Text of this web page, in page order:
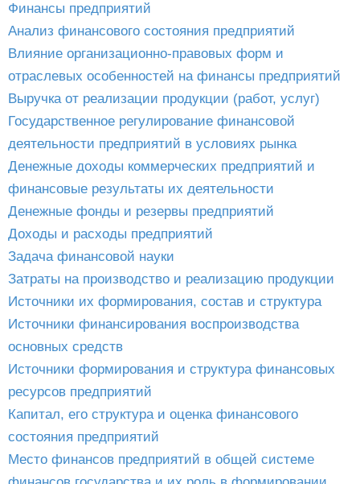
Финансы предприятий
Анализ финансового состояния предприятий
Влияние организационно-правовых форм и
отраслевых особенностей на финансы предприятий
Выручка от реализации продукции (работ, услуг)
Государственное регулирование финансовой
деятельности предприятий в условиях рынка
Денежные доходы коммерческих предприятий и
финансовые результаты их деятельности
Денежные фонды и резервы предприятий
Доходы и расходы предприятий
Задача финансовой науки
Затраты на производство и реализацию продукции
Источники их формирования, состав и структура
Источники финансирования воспроизводства
основных средств
Источники формирования и структура финансовых
ресурсов предприятий
Капитал, его структура и оценка финансового
состояния предприятий
Место финансов предприятий в общей системе